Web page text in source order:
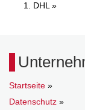
DHL »
Startseite »
Datenschutz »